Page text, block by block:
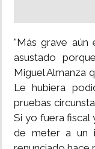
"Más grave aún
asustado
Miguel Almanza
Le hubiera
pruebas
Si yo fuera
de meter a un